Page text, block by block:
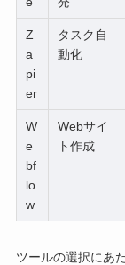
Z
a
pi
er
タスク自
動化
W
e
bf
lo
w
Webサイ
ト作成
ツールの選択にあ